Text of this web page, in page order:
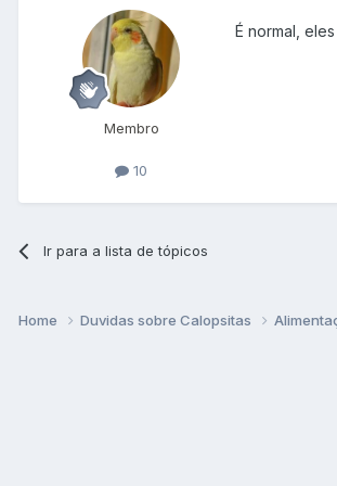
Membro
10
É normal,
Ir para a lista de tópicos
Home Duvidas sobre Calopsitas